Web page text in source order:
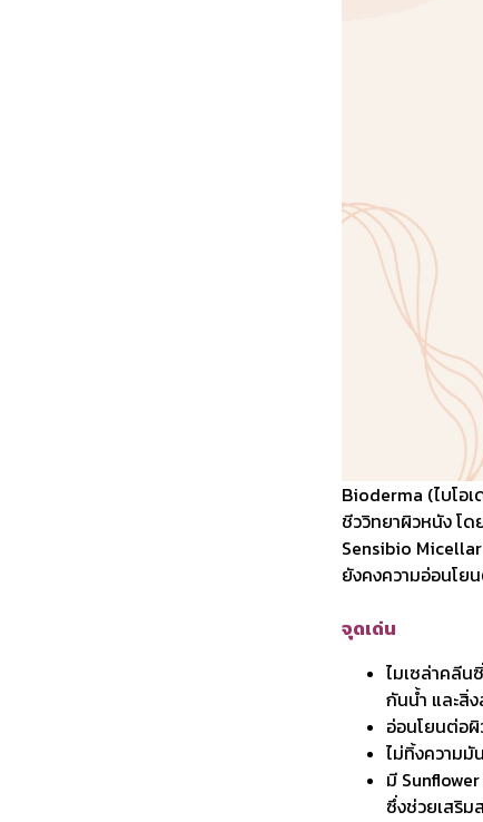
Bioderma (ไบโอ
ชีววิทยาผิวหนัง โ
Sensibio
ยังคงความอ่อนโย
จุดเด่น
ไมเซล่าคลีน
กันน้ำ และสิ่
อ่อนโยนต่อ
ไม่ทิ้งความมั
มี
ซึ่งช่วยเสริม